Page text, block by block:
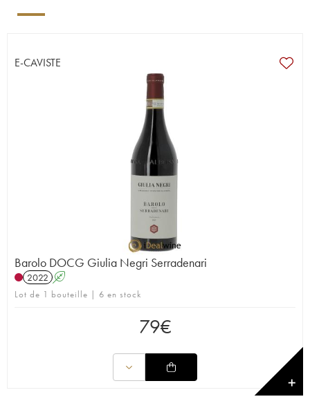
E-CAVISTE
Barolo DOCG Giulia Negri Serradenari
2022 A
Lot de 1 bouteille | 6 en stock
79€
✕